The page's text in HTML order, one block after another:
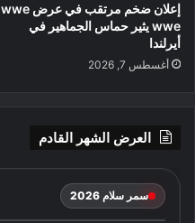
إعلان ضخم مرتقب في عرض wwe
wwe يثير حماس الجماهير في
أيرلندا
أغسطس 7, 2026
العرض الشهر القادم
سمر سلام 2026